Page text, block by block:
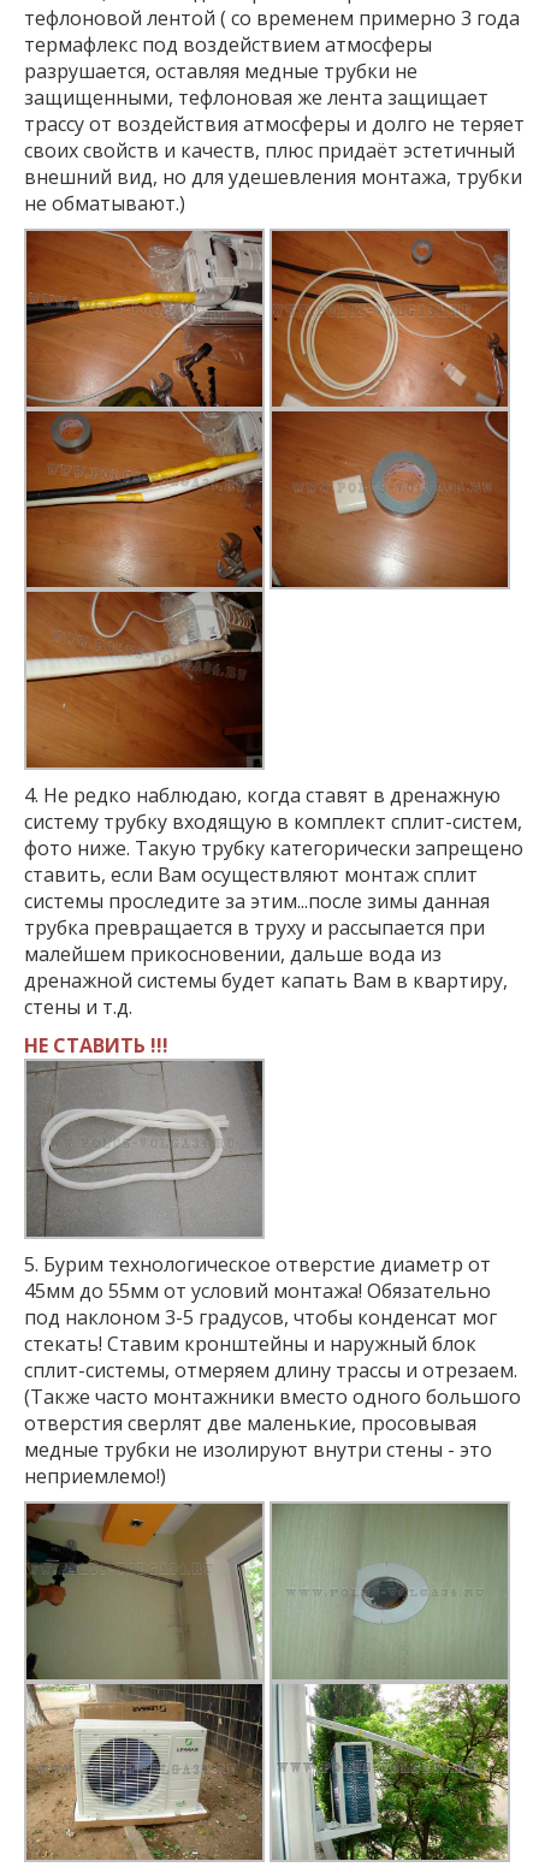
тефлоновой лентой ( со временем примерно 3 года
термафлекс под воздействием атмосферы
разрушается, оставляя медные трубки не
защищенными, тефлоновая же лента защищает
трассу от воздействия атмосферы и долго не теряет
своих свойств и качеств, плюс придаёт эстетичный
внешний вид, но для удешевления монтажа, трубки
не обматывают.)
4. Не редко наблюдаю, когда ставят в дренажную
систему трубку входящую в комплект сплит-систем,
фото ниже. Такую трубку категорически запрещено
ставить, если Вам осуществляют монтаж сплит
системы проследите за этим...после зимы данная
трубка превращается в труху и рассыпается при
малейшем прикосновении, дальше вода из
дренажной системы будет капать Вам в квартиру,
стены и т.д.
НЕ СТАВИТЬ !!!
5. Бурим технологическое отверстие диаметр от
45мм до 55мм от условий монтажа! Обязательно
под наклоном 3-5 градусов, чтобы конденсат мог
стекать! Ставим кронштейны и наружный блок
сплит-системы, отмеряем длину трассы и отрезаем.
(Также часто монтажники вместо одного большого
отверстия сверлят две маленькие, просовывая
медные трубки не изолируют внутри стены - это
неприемлемо!)